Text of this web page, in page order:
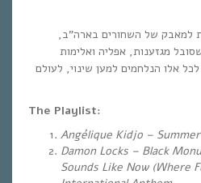
למאבק של השחורים בארה”ב,
מגזענות, אפליה ואלימות
אלו הנלחמים למען שינוי, לעולם
The Playlist:
Angélique Kidjo –
Damon Locks – Black
Sounds Like Now (Where